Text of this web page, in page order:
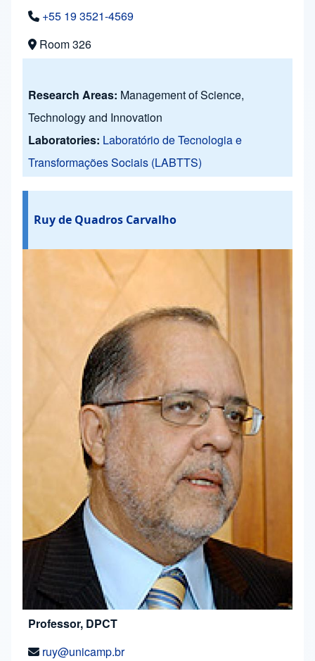
+55 19 3521-4569
Room 326
Research Areas: Management of Science,
Technology and Innovation
Laboratories: Laboratório de Tecnologia e
Transformações Sociais (LABTTS)
Ruy de Quadros Carvalho
Professor, DPCT
ruy@unicamp.br